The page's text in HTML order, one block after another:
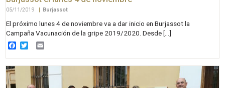
05/11/2019 | Burjassot
El próximo lunes 4 de noviembre va a dar inicio en Burjassot la
Campaña Vacunación de la gripe 2019/2020. Desde […]
Facebook
Twitter